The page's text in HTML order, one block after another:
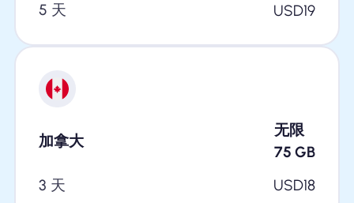
5 天
USD19
加拿大
无限
75 GB
3 天
USD18